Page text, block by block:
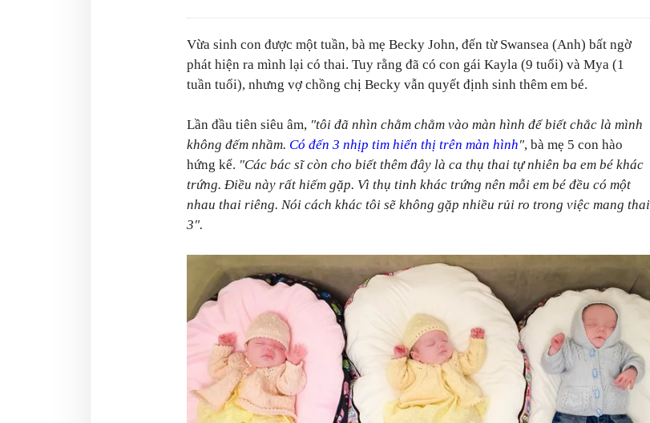
Vừa sinh con được một tuần, bà mẹ Becky John, đến từ Swansea (Anh) bất ngờ
phát hiện ra mình lại có thai. Tuy rằng đã có con gái Kayla (9 tuổi) và Mya (1
tuần tuổi), nhưng vợ chồng chị Becky vẫn quyết định sinh thêm em bé.
Lần đầu tiên siêu âm, "tôi đã nhìn chằm chằm vào màn hình để biết chắc là mình
không đếm nhầm. Có đến 3 nhịp tim hiển thị trên màn hình", bà mẹ 5 con hào
hứng kể. "Các bác sĩ còn cho biết thêm đây là ca thụ thai tự nhiên ba em bé khác
trứng. Điều này rất hiếm gặp. Vì thụ tinh khác trứng nên mỗi em bé đều có một
nhau thai riêng. Nói cách khác tôi sẽ không gặp nhiều rủi ro trong việc mang thai
3".